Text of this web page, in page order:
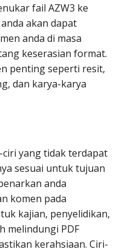
fail AZW3 ke
akan dapat
anda di masa
keserasian format.
penting seperti resit,
dan karya-karya
ciri yang tidak terdapat
sesuai untuk tujuan
anda
komen pada
kajian, penyelidikan,
melindungi PDF
kerahsiaan. Ciri-